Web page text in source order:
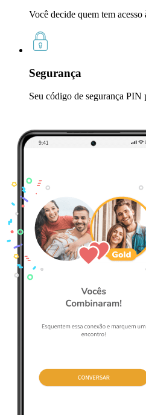
Você decide quem tem
Segurança
Seu código de segurança PIN